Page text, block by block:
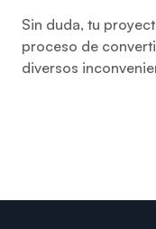
Sin duda, tu
proceso de
diversos